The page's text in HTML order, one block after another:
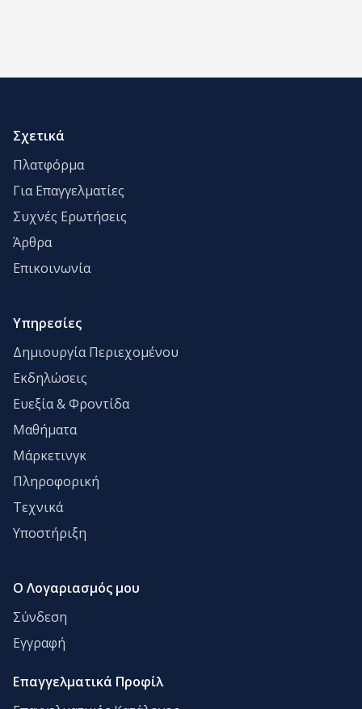
Σχετικά
Πλατφόρμα
Για Επαγγελματίες
Συχνές Ερωτήσεις
Άρθρα
Επικοινωνία
Υπηρεσίες
Δημιουργία Περιεχομένου
Εκδηλώσεις
Ευεξία & Φροντίδα
Μαθήματα
Μάρκετινγκ
Πληροφορική
Τεχνικά
Υποστήριξη
Ο Λογαριασμός μου
Σύνδεση
Εγγραφή
Επαγγελματικά Προφίλ